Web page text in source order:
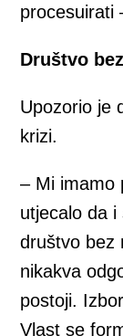
procesuirati
Društvo
Upozorio je
krizi.
– Mi imamo
utjecalo da
društvo bez
nikakva
postoji.
Vlast se